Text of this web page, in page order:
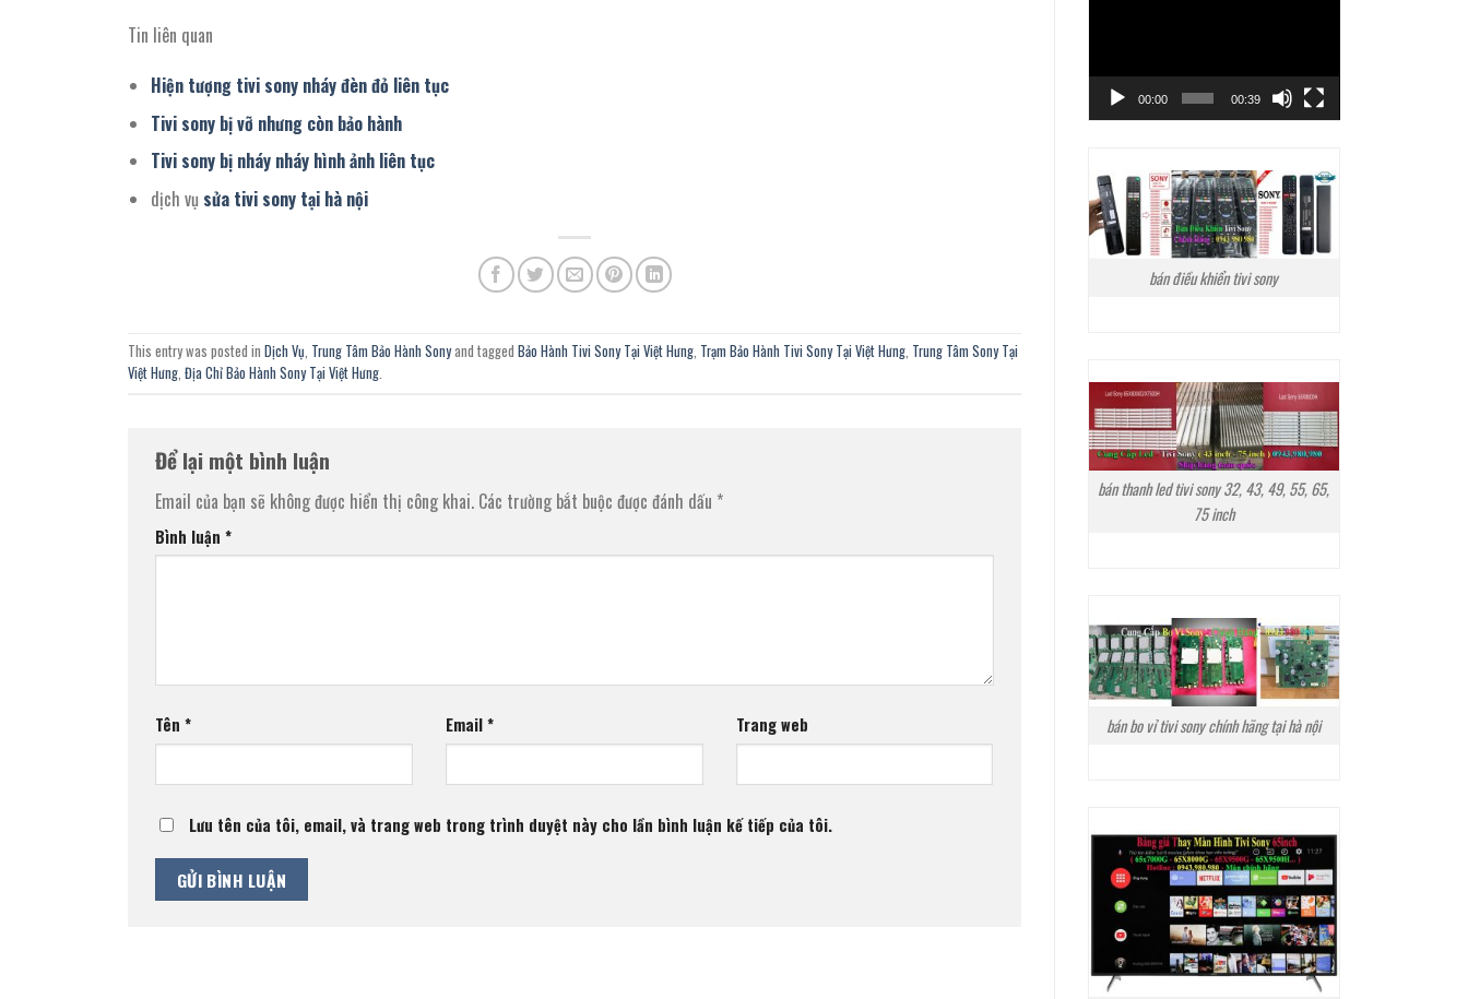
Tin liên quan
Hiện tượng tivi sony nháy đèn đỏ liên tục
Tivi sony bị vỡ nhưng còn bảo hành
Tivi sony bị nháy nháy hình ảnh liên tục
dịch vụ sửa tivi sony tại hà nội
This entry was posted in Dịch Vụ, Trung Tâm Bảo Hành Sonyand tagged Bảo Hành Tivi Sony Tại Việt Hưng, Trạm Bảo Hành Tivi Sony Tại Việt Hưng, Trung Tâm Sony Tại
Việt Hưng, Địa Chỉ Bảo Hành Sony Tại Việt Hưng.
Để lại một bình luận
Email của bạn sẽ không được hiển thị công khai. Các trường bắt buộc được đánh dấu *
Bình luận *
Tên * Email* Trang web
Lưu tên của tôi, email, và trang web trong trình duyệt này cho lần bình luận kế tiếp của tôi.
00:00 00:39
bán điều khiển tivi sony
bán thanh led tivi sony 32, 43, 49, 55, 65,
75 inch
bán bo vỉ tivi sony chính hãng tại hà nội